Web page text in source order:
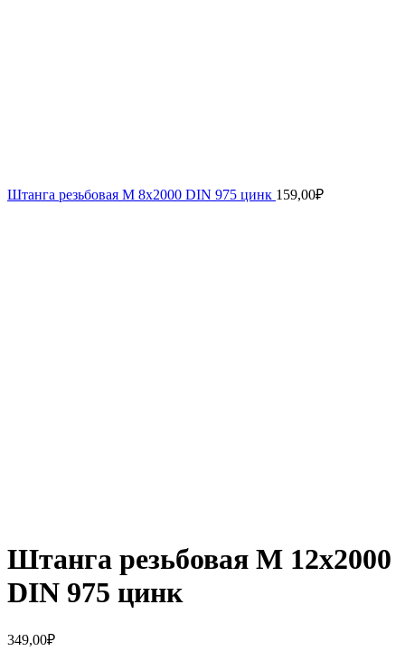
Штанга резьбовая М 8х2000 DIN 975 цинк 159,00₽
Штанга резьбовая М 12х2000
DIN 975 цинк
349,00₽